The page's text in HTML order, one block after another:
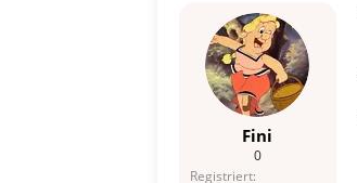
Fini
0
Registriert